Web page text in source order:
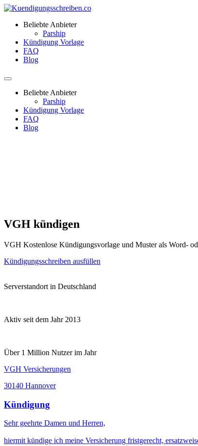
Beliebte Anbieter
Parship
Kündigung Vorlage
FAQ
Blog
Beliebte Anbieter
Parship
Kündigung Vorlage
FAQ
Blog
VGH kündigen
VGH Kostenlose Kündigungsvorlage und Muster als Word-
Kündigungsschreiben ausfüllen
Serverstandort in Deutschland
Aktiv seit dem Jahr 2013
Über 1 Million Nutzer im Jahr
VGH Versicherungen
30140 Hannover
Kündigung
Sehr geehrte Damen und Herren,
hiermit kündige ich meine Versicherung fristgerecht,